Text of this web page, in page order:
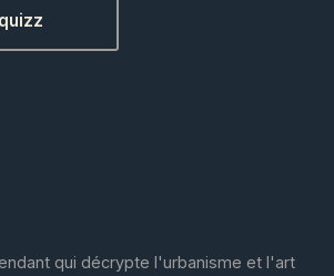
qui décrypte l'urbanisme et l'art